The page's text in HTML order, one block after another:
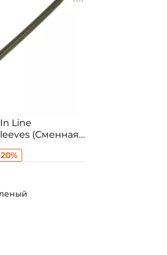
Line
(Сменная
(10 шт.)
телефона: *
пароль: *
Создать аккаунт